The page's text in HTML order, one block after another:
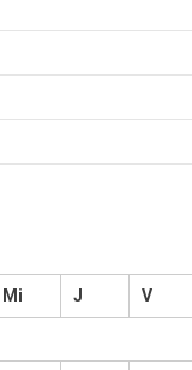
Mi J V